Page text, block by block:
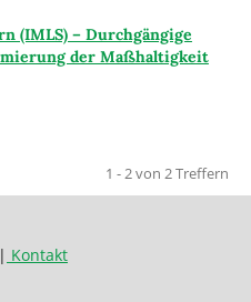
(IMLS) – Durchgängige
der Maßhaltigkeit
1 - 2 von 2 Treffern
| Kontakt